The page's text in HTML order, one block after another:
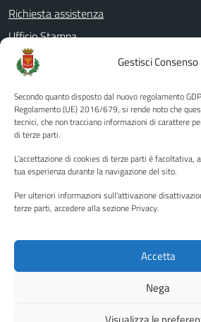
Gestisci Consenso
Secondo quanto disposto dal nuovo regolamento
Regolamento (UE) 2016/679, si rende noto che
tecnici, che non tracciano informazioni di carattere
di terze parti.
L'accettazione di cookies di terze parti è facoltativa,
tua esperienza durante la navigazione del sito.
Per ulteriori informazioni sull'attivazione
terze parti, accedere alla sezione Privacy.
Accetta
Nega
Richiesta assistenza
Ufficio Stampa
Amministrazione Trasparente
Albo pretorio
Informativa privacy
Note legali
Piano di miglioramento del sito
Instagram